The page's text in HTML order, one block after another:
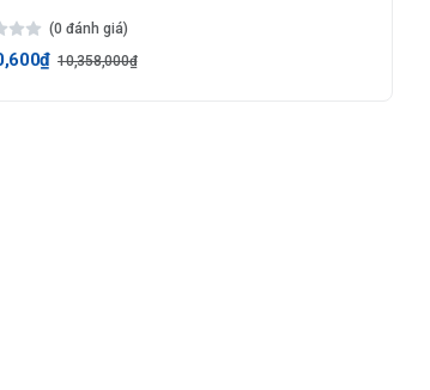
(0 đánh giá)
10,358,000₫